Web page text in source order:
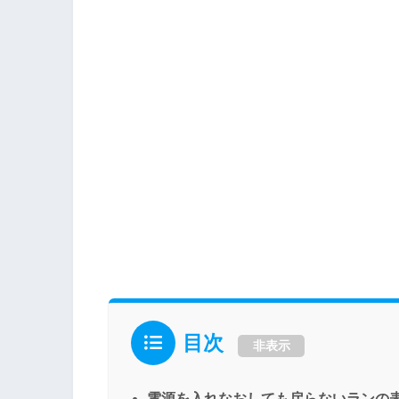
目次 非表示